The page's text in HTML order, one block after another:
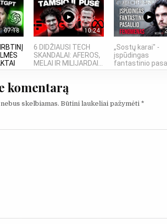
07:18 10:24
6 DIDŽIAUSI TECH
SKANDALAI: AFEROS,
MELAI IR MILIJARDAI...
„Sostų karai" -
įspūdingas
fantastinio
komentarą
skelbiamas. Būtini laukeliai pažymėti *